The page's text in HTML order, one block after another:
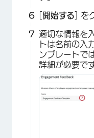
開始する ] を
適切な情報を
トは名前の入
ンプレートで
詳細が必要です